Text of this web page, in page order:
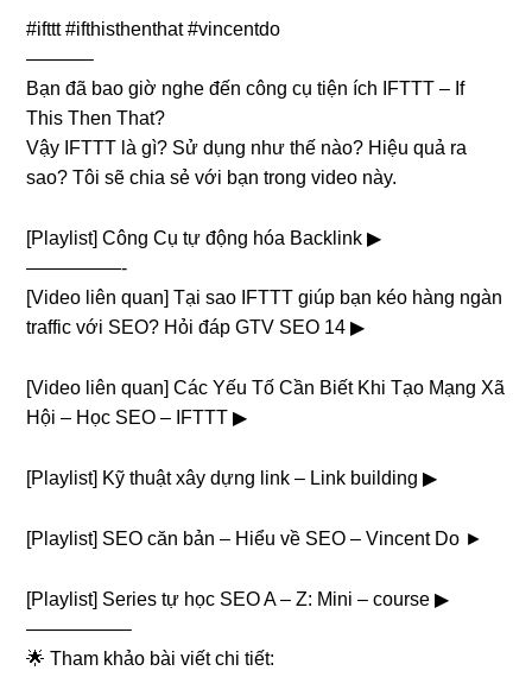
#ifttt #ifthisthenthat #vincentdo
———–
Bạn đã bao giờ nghe đến công cụ tiện ích IFTTT – If
This Then That?
Vậy IFTTT là gì? Sử dụng như thế nào? Hiệu quả ra
sao? Tôi sẽ chia sẻ với bạn trong video này.
[Playlist] Công Cụ tự động hóa Backlink ▶︎
—————-
[Video liên quan] Tại sao IFTTT giúp bạn kéo hàng ngàn
traffic với SEO? Hỏi đáp GTV SEO 14 ▶︎
[Video liên quan] Các Yếu Tố Cần Biết Khi Tạo Mạng Xã
Hội – Học SEO – IFTTT ▶︎
[Playlist] Kỹ thuật xây dựng link – Link building ▶︎
[Playlist] SEO căn bản – Hiểu về SEO – Vincent Do ►
[Playlist] Series tự học SEO A – Z: Mini – course ▶︎
—————–
🌟 Tham khảo bài viết chi tiết: